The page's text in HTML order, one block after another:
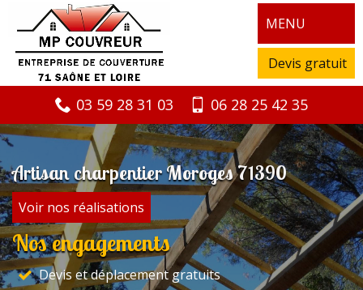
MENU
Devis gratuit
03 59 28 31 03 06 28 25 42 35
Artisan charpentier Moroges 71390
Voir nos réalisations
Nos engagements
Devis et déplacement gratuits